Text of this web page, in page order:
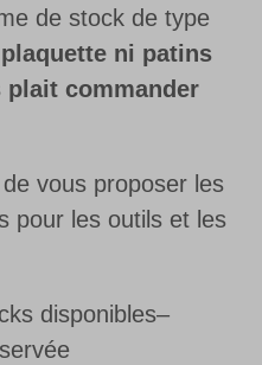
de stock de type
ni patins
plait commander
vous proposer les
pour les outils et les
disponibles–